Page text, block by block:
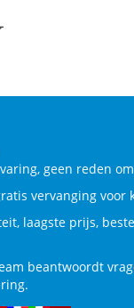
geen reden
vervanging voor
laagste prijs,
beantwoordt